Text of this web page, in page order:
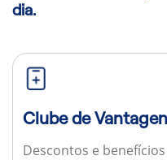
dia.
Clube de
Descontos e